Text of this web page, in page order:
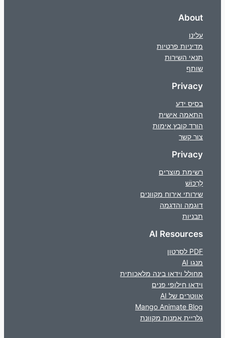
About
עלינו
מדיניות פרטיות
תנאי השירות
שותף
Privacy
בסיס ידע
התאמה אישית
הורד קובץ אימות
צור קשר
Privacy
רשימת מוצרים
לִרְכּוֹשׁ
שירותי אירוח מקוונים
דוגמה והדגמה
תבניות
AI Resources
PDF לסרטון
מנגו AI
מחולל וידאו בינה מלאכותית
וידאו חילופי פנים
אווטרים של AI
Mango Animate Blog
גלריית אמנות מקוונת